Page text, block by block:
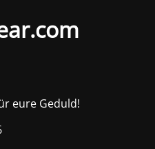
eure Geduld!